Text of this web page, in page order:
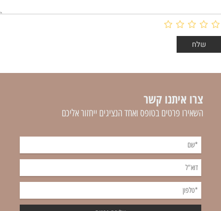
צרו איתנו קשר
השאירו פרטים בטופס ואחד הנציגים ייחזור אליכם